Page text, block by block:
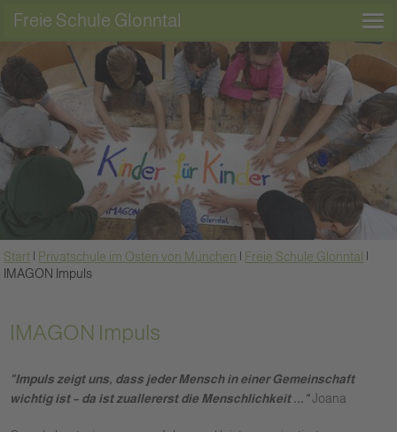
Freie Schule Glonntal
Start Privatschule im Osten von München Freie Schule Glonntal
IMAGON Impuls
IMAGON Impuls
"Impuls zeigt uns, dass jeder Mensch in einer Gemeinschaft
wichtig ist – da ist zuallererst die Menschlichkeit ..."Joana